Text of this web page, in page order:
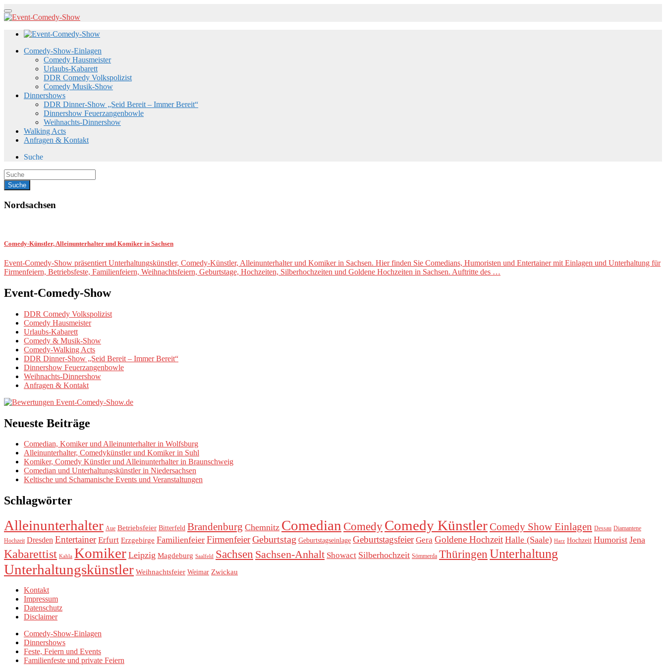
Comedy-Show-Einlagen
Comedy Hausmeister
Urlaubs-Kabarett
DDR Comedy Volkspolizist
Comedy Musik-Show
Dinnershows
DDR Dinner-Show „Seid Bereit – Immer Bereit“
Dinnershow Feuerzangenbowle
Weihnachts-Dinnershow
Walking Acts
Anfragen & Kontakt
Suche
Nordsachsen
Comedy-Künstler, Alleinunterhalter und Komiker in Sachsen
Event-Comedy-Show präsentiert Unterhaltungskünstler, Comedy-Künstler, Alleinunterhalter und Komiker in Sachsen. Hier finden Sie Comedians, Humoristen und Entertainer mit Einlagen und Unterhaltung für
Firmenfeiern, Betriebsfeste, Familienfeiern, Weihnachtsfeiern, Geburtstage, Hochzeiten, Silberhochzeiten und Goldene Hochzeiten in Sachsen. Auftritte des …
Event-Comedy-Show
DDR Comedy Volkspolizist
Comedy Hausmeister
Urlaubs-Kabarett
Comedy & Musik-Show
Comedy-Walking Acts
DDR Dinner-Show „Seid Bereit – Immer Bereit“
Dinnershow Feuerzangenbowle
Weihnachts-Dinnershow
Anfragen & Kontakt
Neueste Beiträge
Comedian, Komiker und Alleinunterhalter in Wolfsburg
Alleinunterhalter, Comedykünstler und Komiker in Suhl
Komiker, Comedy Künstler und Alleinunterhalter in Braunschweig
Comedian und Unterhaltungskünstler in Niedersachsen
Keltische und Schamanische Events und Veranstaltungen
Schlagwörter
Alleinunterhalter Aue Betriebsfeier Bitterfeld Brandenburg Chemnitz Comedian ComedyComedy Künstler Comedy Show Einlagen Dessau Diamantene
Hochzeit Dresden Entertainer Erfurt Erzgebirge Familienfeier FirmenfeierGeburtstag Geburtstagseinlage Geburtstagsfeier Gera Goldene Hochzeit Halle (Saale) Harz Hochzeit Humorist Jena
Kabarettist Kahla Komiker Leipzig Magdeburg Saalfeld Sachsen Sachsen-Anhalt Showact Silberhochzeit Sömmerda ThüringenUnterhaltung
Unterhaltungskünstler Weihnachtsfeier Weimar Zwickau
Kontakt
Impressum
Datenschutz
Disclaimer
Comedy-Show-Einlagen
Dinnershows
Feste, Feiern und Events
Familienfeste und private Feiern